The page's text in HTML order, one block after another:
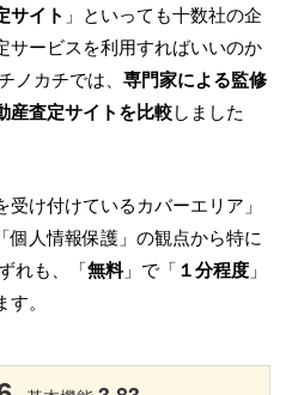
サイト 」といっても十数社の企
サービスを利用すればいいのか
ノカチでは、 専門家による監修
産査定サイトを比較しました
け付けているカバーエリア」
個人情報保護」の観点から特に
れも、「無料」で「 １分程度 」
。